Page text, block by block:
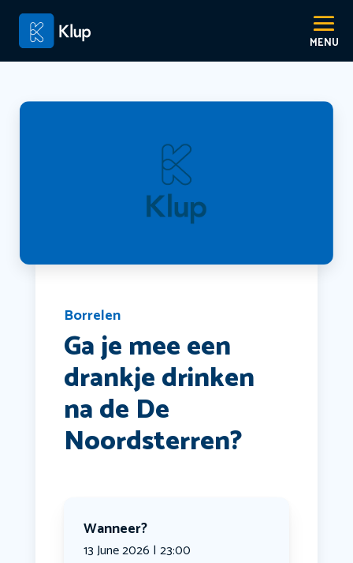
Borrelen
Ga je mee een
drankje drinken
na de De
Noordsterren?
Wanneer?
13 June 2026 | 23:00